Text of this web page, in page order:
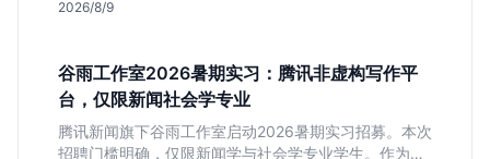
2026/8/9
谷雨工作室2026暑期实习：腾讯非虚构写作平
台，仅限新闻社会学专业
腾讯新闻旗下谷雨工作室启动2026暑期实习招募。本次
招聘门槛明确，仅限新闻学与社会学专业学生。作为深